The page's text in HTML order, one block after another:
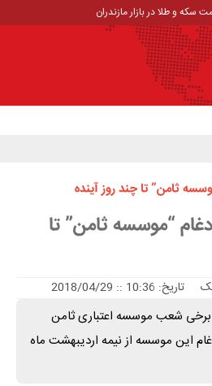
سکه و طلا در بازار مازندران
ثامن” تا چند روز آینده
“موسسه ثامن” تا
تاریخ: 10:36 :: 2018/04/29
شعب موسسه اعتباری ثامن
این موسسه از نیمه اردیبهشت ماه